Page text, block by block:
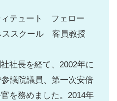
ィテュート フェロー
ススクール 客員教授
社長を経て、2002年に
議院議員、第一次安倍
を務めました。2014年